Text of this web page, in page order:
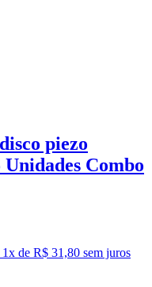
piezo
Combo
1x de R$ 31,80 sem juros